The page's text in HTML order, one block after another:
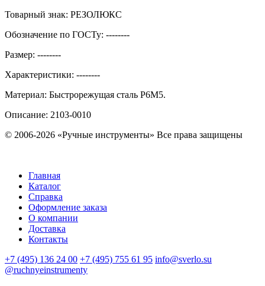
Товарный знак: РЕЗОЛЮКС
Обозначение по ГОСТу: --------
Размер: --------
Характеристики: --------
Материал: Быстрорежущая сталь Р6М5.
Описание: 2103-0010
© 2006-2026 «Ручные инструменты» Все права защищены
Главная
Каталог
Справка
Оформление заказа
О компании
Доставка
Контакты
+7 (495) 136 24 00 +7 (495) 755 61 95 info@sverlo.su
@ruchnyeinstrumenty